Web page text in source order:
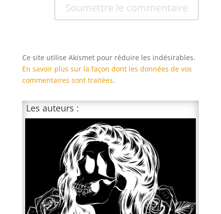
Soumettre le commentaire
Ce site utilise Akismet pour réduire les indésirables.
En savoir plus sur la façon dont les données de vos
commentaires sont traitées.
Les auteurs :